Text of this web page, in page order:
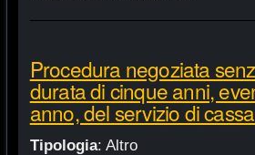
Procedura negoziata
durata di cinque anni,
anno, del servizio di
Tipologia: Altro